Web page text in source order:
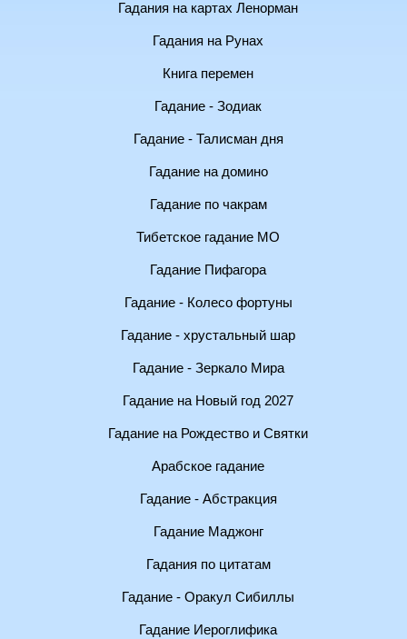
Гадания на картах Ленорман
Гадания на Рунах
Книга перемен
Гадание - Зодиак
Гадание - Талисман дня
Гадание на домино
Гадание по чакрам
Тибетское гадание МО
Гадание Пифагора
Гадание - Колесо фортуны
Гадание - хрустальный шар
Гадание - Зеркало Мира
Гадание на Новый год 2027
Гадание на Рождество и Святки
Арабское гадание
Гадание - Абстракция
Гадание Маджонг
Гадания по цитатам
Гадание - Оракул Сибиллы
Гадание Иероглифика